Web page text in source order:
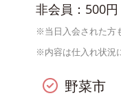
非会員：500円
※当日入会された方
※内容は仕入れ状況
野菜市